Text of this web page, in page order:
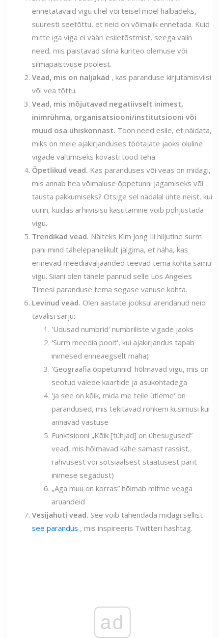
ennetatavaid vigu ühel või teisel moel halbadeks,
suuresti seetõttu, et neid on võimalik ennetada. Kuid
mitte iga viga ei vääri esiletõstmist, seega valin
need, mis paistavad silma kuriteo olemuse või
silmapaistvuse poolest.
Vead, mis on naljakad , kas paranduse kirjutamisviisi
või vea tõttu.
Vead, mis mõjutavad negatiivselt inimest,
inimrühma, organisatsiooni/institutsiooni või
muud osa ühiskonnast. Toon need esile, et näidata,
miks on meie ajakirjanduses töötajate jaoks oluline
vigade vältimiseks kõvasti tööd teha.
Õpetlikud vead. Kas paranduses või veas on midagi,
mis annab hea võimaluse õppetunni jagamiseks või
tausta pakkumiseks? Otsige sel nädalal ühte neist, kui
uurin, kuidas arhiivisisu kasutamine võib põhjustada
vigu.
Trendikad vead. Näiteks Kim Jong Ili hiljutine surm
pani mind tähelepanelikult jälgima, et näha, kas
erinevad meediaväljaanded teevad tema kohta samu
vigu. Siiani olen tähele pannud selle Los Angeles
Timesi paranduse tema segase vanuse kohta.
Levinud vead. Olen aastate jooksul arendanud neid
tavalisi sarju:
'Udusad numbrid' numbriliste vigade jaoks
'Surm meedia poolt', kui ajakirjandus tapab
inimesed enneaegselt maha)
'Geograafia õppetunnid' hõlmavad vigu, mis on
seotud valede kaartide ja asukohtadega
'Ja see on kõik, mida me teile ütleme' on
parandused, mis tekitavad rohkem küsimusi kui
annavad vastuse
Funktsiooni „Kõik [tühjad] on ühesugused”
vead, mis hõlmavad kahe samast rassist,
rahvusest või sotsiaalsest staatusest pärit
inimese segadust)
„Aga muu on korras” hõlmab mitme veaga
aruandeid
Vesijahuti vead. See võib tähendada midagi sellist
see parandus , mis inspireeris Twitteri hashtag.
ad